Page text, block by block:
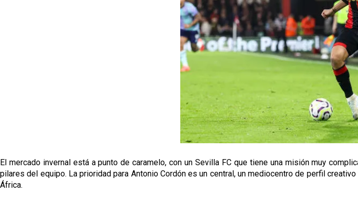
El mercado invernal está a punto de caramelo, con un Sevilla FC que tiene una misión muy
pilares del equipo. La prioridad para Antonio Cordón es un central, un mediocentro de perfil
África.